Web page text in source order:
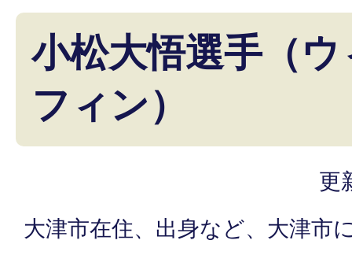
小松大悟選手（
フィン）
更
大津市在住、出身など、大津市